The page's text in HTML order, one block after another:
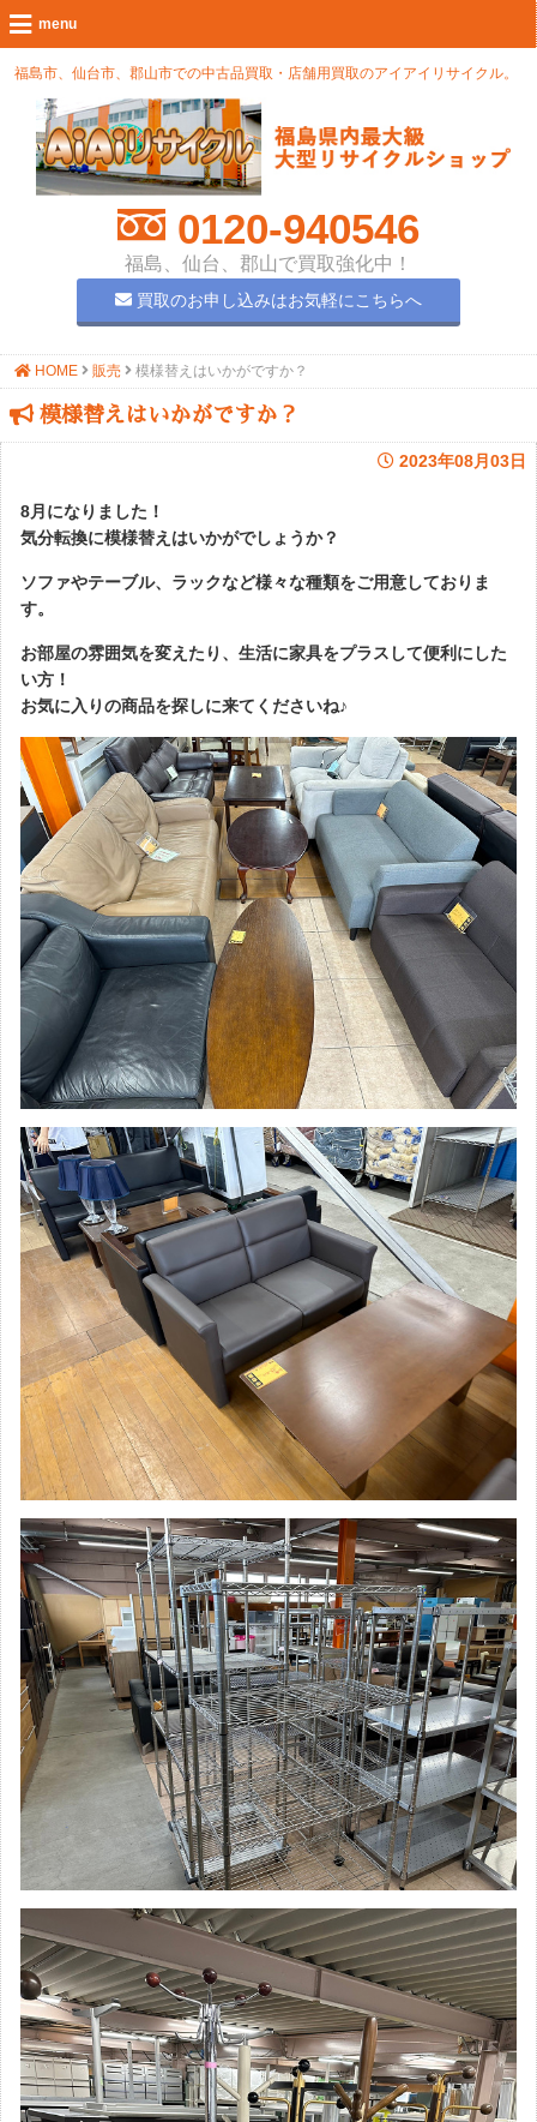
福島市、仙台市、郡山市での中古品買取・店舗用買取のアイアイリサイクル。
0120-940546
福島、仙台、郡山で買取強化中！
買取のお申し込みはお気軽にこちらへ
HOME 販売 模様替えはいかがですか？
模様替えはいかがですか？
2023年08月03日
8月になりました！
気分転換に模様替えはいかがでしょうか？
ソファやテーブル、ラックなど様々な種類をご用意しておりま
す。
お部屋の雰囲気を変えたり、生活に家具をプラスして便利にした
い方！
お気に入りの商品を探しに来てくださいね♪